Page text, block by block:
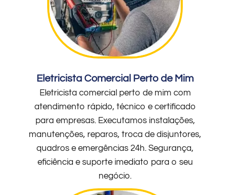
Eletricista Comercial Perto de Mim
Eletricista comercial perto de mim com
atendimento rápido, técnico e certificado
para empresas. Executamos instalações,
manutenções, reparos, troca de disjuntores,
quadros e emergências 24h. Segurança,
eficiência e suporte imediato para o seu
negócio.